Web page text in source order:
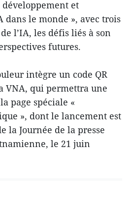
développement et
dans le monde », avec trois
l’IA, les défis liés à son
futures.
intègre un code QR
VNA, qui permettra une
page spéciale «
», dont le lancement est
la Journée de la presse
le 21 juin